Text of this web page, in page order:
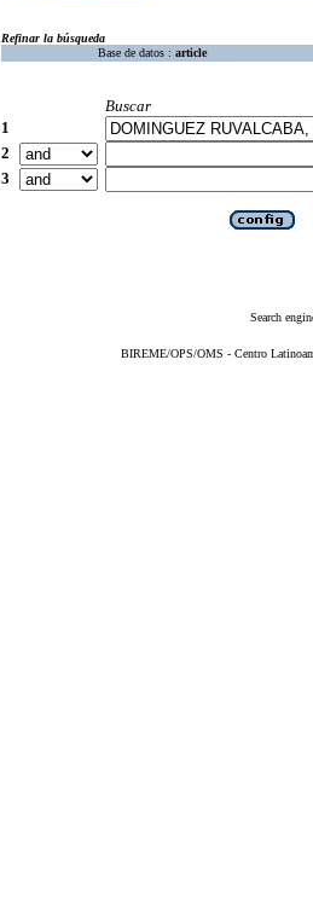
Refinar la búsqueda
Base de datos : article
Buscar
1
2
3
Search
BIREME/OPS/OMS - Centro